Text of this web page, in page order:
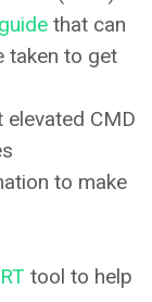
that can
taken to get
CMD
to make
tool to help